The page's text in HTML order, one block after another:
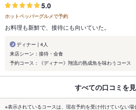
5.0
ホットペッパーグルメで予約
お料理も新鮮で、接待にも向いていた。
ディナー | 4人
来店シーン：接待・会食
予約コース：《ディナー》翔流の熟成魚を味わうコー
すべての口コミを
※表示されているコースは、現在予約を受け付けていない場